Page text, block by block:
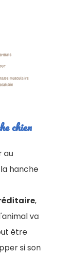
chien
au
hanche
,
va
être
si son